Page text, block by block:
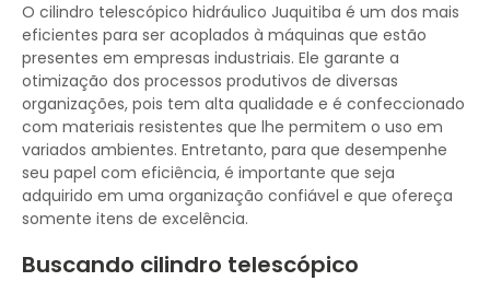
O cilindro telescópico hidráulico Juquitiba é um dos mais
eficientes para ser acoplados à máquinas que estão
presentes em empresas industriais. Ele garante a
otimização dos processos produtivos de diversas
organizações, pois tem alta qualidade e é confeccionado
com materiais resistentes que lhe permitem o uso em
variados ambientes. Entretanto, para que desempenhe
seu papel com eficiência, é importante que seja
adquirido em uma organização confiável e que ofereça
somente itens de excelência.
Buscando cilindro telescópico